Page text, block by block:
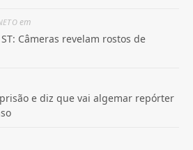
em
Câmeras revelam rostos de
e diz que vai algemar repórter